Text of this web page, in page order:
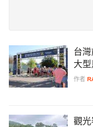
台
大
作者
觀